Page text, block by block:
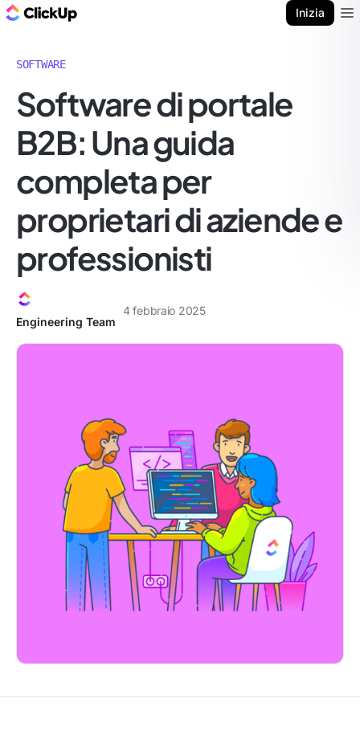
Inizia
SOFTWARE
Software di portale
B2B: Una guida
completa per
proprietari di aziende e
professionisti
Engineering Team
4 febbraio 2025